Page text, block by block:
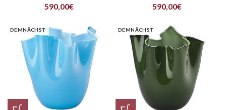
590,00€ 590,00€
DEMNÄCHST DEMNÄCHST